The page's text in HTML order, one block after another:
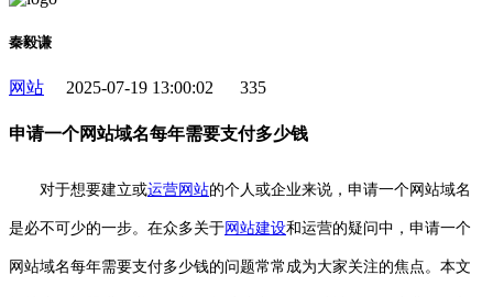
秦毅谦
网站 2025-07-19 13:00:02 335
申请一个网站域名每年需要支付多少钱
对于想要建立或运营网站的个人或企业来说，申请一个网站域名
是必不可少的一步。在众多关于网站建设和运营的疑问中，申请一个
网站域名每年需要支付多少钱的问题常常成为大家关注的焦点。本文